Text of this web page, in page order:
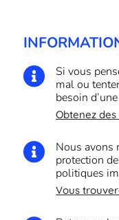

Si vous
mal ou
besoin
Obtenez

Nous avons
protection
politiques
Vous